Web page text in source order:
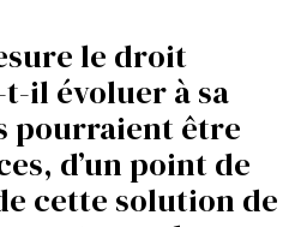
le droit
il évoluer à sa
pourraient être
d’un point de
cette solution de